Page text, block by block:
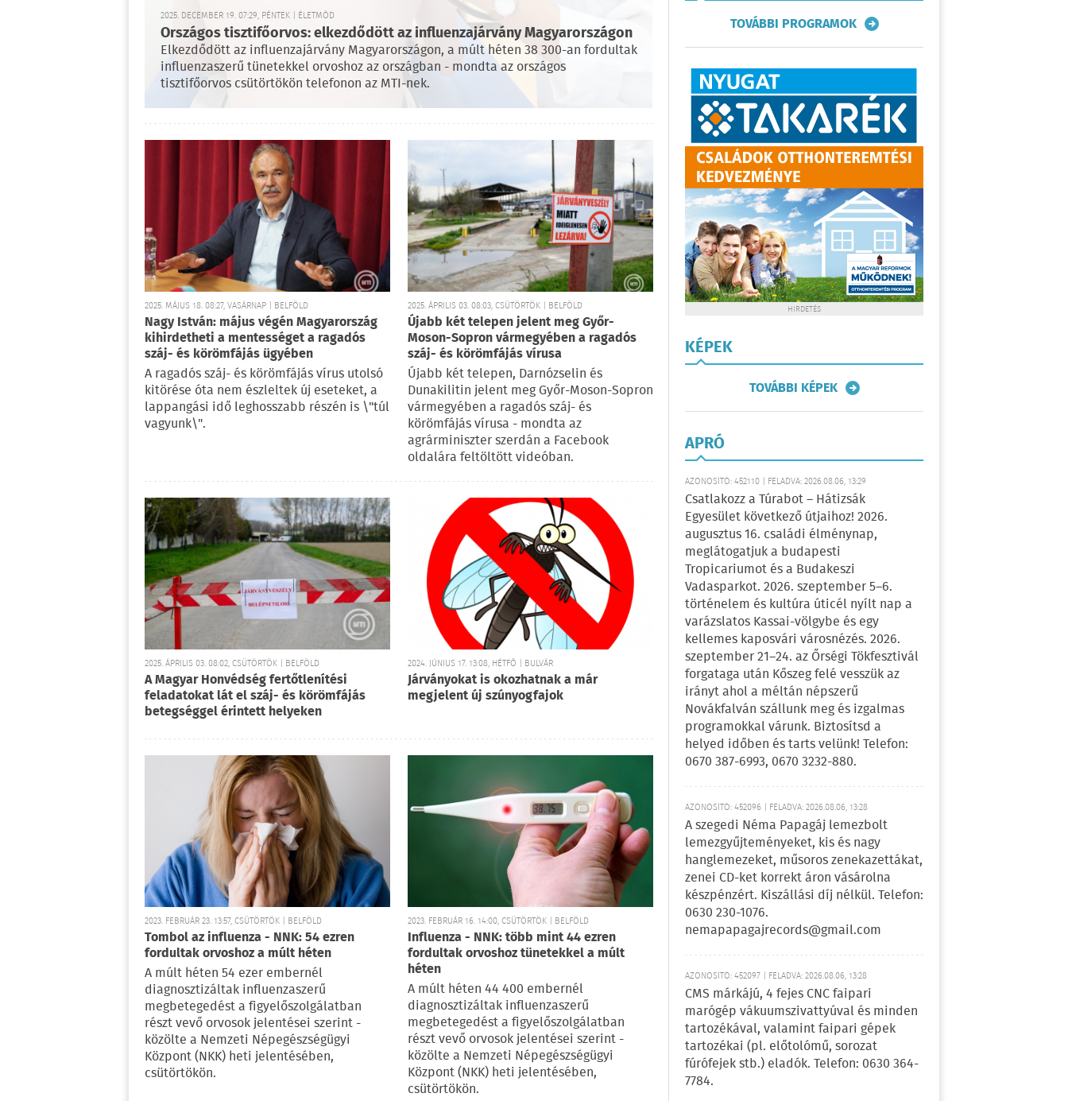
2025. DECEMBER 19. 07:29, PÉNTEK | ÉLETMÓD
Országos tisztifőorvos: elkezdődött az influenzajárvány Magyarországon
Elkezdődött az influenzajárvány Magyarországon, a múlt héten 38 300-an fordultak
influenzaszerű tünetekkel orvoshoz az országban - mondta az országos
tisztifőorvos csütörtökön telefonon az MTI-nek.
2025. MÁJUS 18. 08:27, VASÁRNAP | BELFÖLD
Nagy István: május végén Magyarország
kihirdetheti a mentességet a ragadós
száj- és körömfájás ügyében
A ragadós száj- és körömfájás vírus utolsó
kitörése óta nem észleltek új eseteket, a
lappangási idő leghosszabb részén is \"túl
vagyunk\".
2025. ÁPRILIS 03. 08:03, CSÜTÖRTÖK | BELFÖLD
Újabb két telepen jelent meg Győr-
Moson-Sopron vármegyében a ragadós
száj- és körömfájás vírusa
Újabb két telepen, Darnózselin és
Dunakilitin jelent meg Győr-Moson-Sopron
vármegyében a ragadós száj- és
körömfájás vírusa - mondta az
agrárminiszter szerdán a Facebook
oldalára feltöltött videóban.
2025. ÁPRILIS 03. 08:02, CSÜTÖRTÖK | BELFÖLD
A Magyar Honvédség fertőtlenítési
feladatokat lát el száj- és körömfájás
betegséggel érintett helyeken
2024. JÚNIUS 17. 13:08, HÉTFŐ | BULVÁR
Járványokat is okozhatnak a már
megjelent új szúnyogfajok
2023. FEBRUÁR 23. 13:57, CSÜTÖRTÖK | BELFÖLD
Tombol az influenza - NNK: 54 ezren
fordultak orvoshoz a múlt héten
A múlt héten 54 ezer embernél
diagnosztizáltak influenzaszerű
megbetegedést a figyelőszolgálatban
részt vevő orvosok jelentései szerint -
közölte a Nemzeti Népegészségügyi
Központ (NKK) heti jelentésében,
csütörtökön.
2023. FEBRUÁR 16. 14:00, CSÜTÖRTÖK | BELFÖLD
Influenza - NNK: több mint 44 ezren
fordultak orvoshoz tünetekkel a múlt
héten
A múlt héten 44 400 embernél
diagnosztizáltak influenzaszerű
megbetegedést a figyelőszolgálatban
részt vevő orvosok jelentései szerint -
közölte a Nemzeti Népegészségügyi
Központ (NKK) heti jelentésében,
csütörtökön.
TOVÁBBI PROGRAMOK
HIRDETÉS
KÉPEK
TOVÁBBI KÉPEK
APRÓ
AZONOSÍTÓ: 452110 | FELADVA: 2026.08.06, 13:29
Csatlakozz a Túrabot – Hátizsák
Egyesület következő útjaihoz! 2026.
augusztus 16. családi élménynap,
meglátogatjuk a budapesti
Tropicariumot és a Budakeszi
Vadasparkot. 2026. szeptember 5–6.
történelem és kultúra úticél nyílt nap a
varázslatos Kassai-völgybe és egy
kellemes kaposvári városnézés. 2026.
szeptember 21–24. az Őrségi Tökfesztivál
forgataga után Kőszeg felé vesszük az
irányt ahol a méltán népszerű
Novákfalván szállunk meg és izgalmas
programokkal várunk. Biztosítsd a
helyed időben és tarts velünk! Telefon:
0670 387-6993, 0670 3232-880.
AZONOSÍTÓ: 452096 | FELADVA: 2026.08.06, 13:28
A szegedi Néma Papagáj lemezbolt
lemezgyűjteményeket, kis és nagy
hanglemezeket, műsoros zenekazettákat,
zenei CD-ket korrekt áron vásárolna
készpénzért. Kiszállási díj nélkül. Telefon:
0630 230-1076.
nemapapagajrecords@gmail.com
AZONOSÍTÓ: 452097 | FELADVA: 2026.08.06, 13:28
CMS márkájú, 4 fejes CNC faipari
marógép vákuumszivattyúval és minden
tartozékával, valamint faipari gépek
tartozékai (pl. előtolómű, sorozat
fúrófejek stb.) eladók. Telefon: 0630 364-
7784.